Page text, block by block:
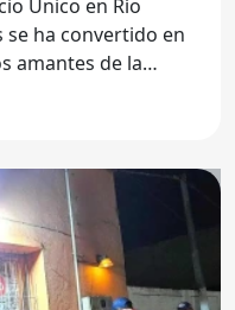
Único en Río
amantes de la